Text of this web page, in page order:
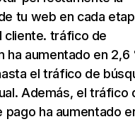
tu web en cada
cliente. tráfico de
ha aumentado en 2,6
el tráfico de
Además, el tráfico
pago ha aumentado